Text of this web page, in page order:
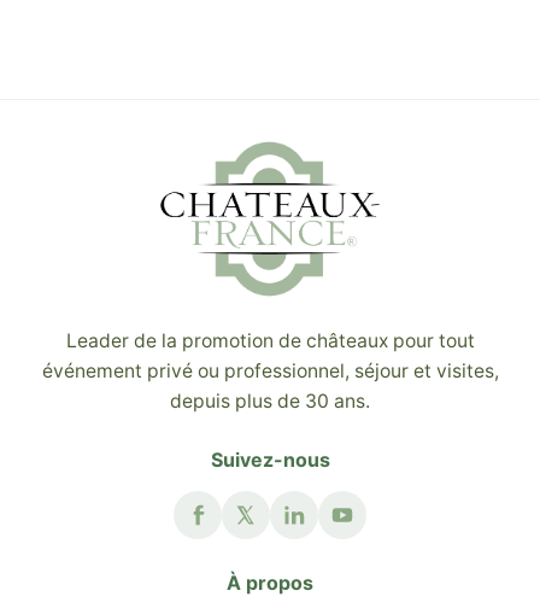
Leader de la promotion de châteaux pour tout
événement privé ou professionnel, séjour et visites,
depuis plus de 30 ans.
Suivez-nous
À propos